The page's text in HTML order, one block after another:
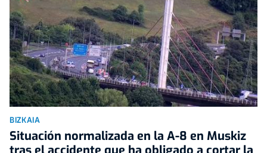
BIZKAIA
Situación normalizada en la A-8 en Muskiz